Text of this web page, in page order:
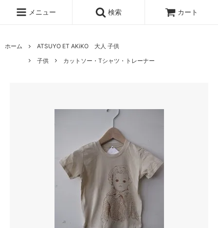
メニュー 検索 カート
ホーム
ATSUYO ET AKiKO 大人 子供
子供
カットソー・Tシャツ・トレーナー